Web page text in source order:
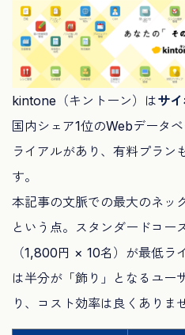
kintone（キントーン）はサ
国内シェア1位のWebデータ
ライアルがあり、有料プラン
す。
本記事の文脈での最大のネッ
という点。スタンダードコー
（1,800円 × 10名）が最低ラ
は半分が「飾り」となるユー
り、コスト効率は良くありま